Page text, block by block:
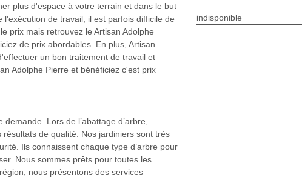
plus d'espace à votre terrain et dans le but
de travail, il est parfois difficile de
prix mais retrouvez le Artisan Adolphe
de prix abordables. En plus, Artisan
un bon traitement de travail et
Adolphe Pierre et bénéficiez c'est prix
Lors de l’abattage d’arbre,
de qualité. Nos jardiniers sont très
Ils connaissent chaque type d’arbre pour
Nous sommes prêts pour toutes les
nous présentons des services
indisponible